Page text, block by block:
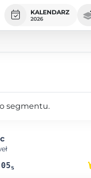
KALENDARZ
2026
segmentu.
05s